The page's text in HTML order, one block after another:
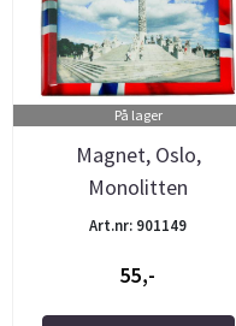
På lager
Magnet, Oslo,
Monolitten
Art.nr: 901149
55,-